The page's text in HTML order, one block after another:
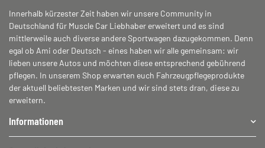
Innerhalb kürzester Zeit haben wir unsere Community in
Deutschland für Muscle Car Liebhaber erweitert und es sind
mittlerweile auch diverse andere Sportwagen dazugekommen. Denn
egal ob Ami oder Deutsch - eines haben wir alle gemeinsam: wir
lieben unsere Autos und möchten diese entsprechend gebührend
pflegen. In unserem Shop erwarten euch Fahrzeugpflegeprodukte
der aktuell beliebtesten Marken und wir sind stets dran, diese zu
erweitern.
Informationen